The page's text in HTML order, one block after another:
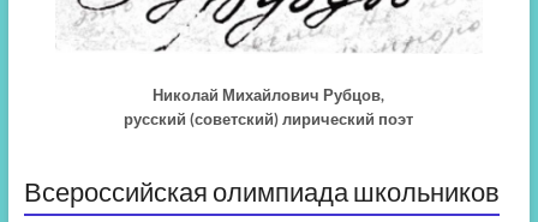
Николай Михайлович Рубцов,
русский (советский) лирический поэт
Всероссийская олимпиада школьников